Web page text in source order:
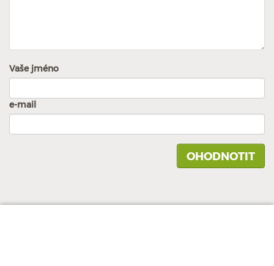
Vaše jméno
e-mail